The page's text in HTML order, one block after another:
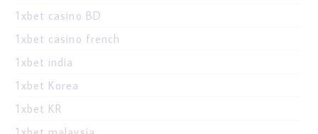
1xbet casino BD
1xbet casino french
1xbet india
1xbet Korea
1xbet KR